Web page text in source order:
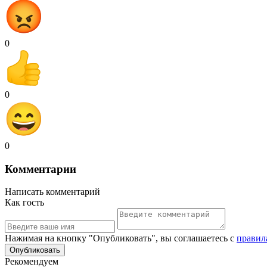
0
0
0
Комментарии
Написать комментарий
Как гость
Нажимая на кнопку "Опубликовать", вы соглашаетесь с
Рекомендуем